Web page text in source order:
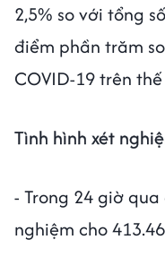
2,5% so với tổng
điểm phần trăm
COVID-19 trên
Tình hình xét
- Trong 24 giờ
nghiệm cho